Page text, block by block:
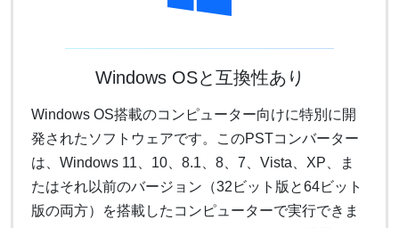
Windows OSと互換性あり
Windows OS搭載のコンピューター向けに特別に開
発されたソフトウェアです。このPSTコンバーター
は、Windows 11、10、8.1、8、7、Vista、XP、ま
たはそれ以前のバージョン（32ビット版と64ビット
版の両方）を搭載したコンピューターで実行できま